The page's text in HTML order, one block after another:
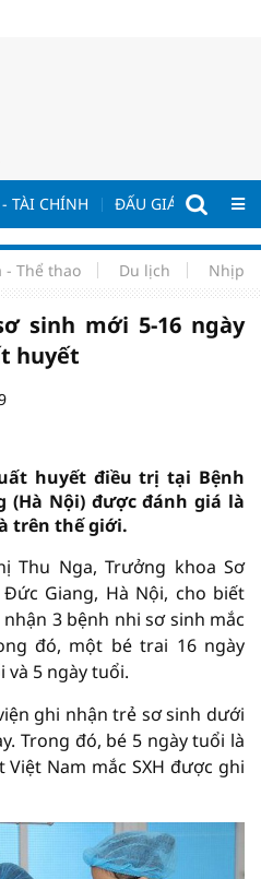
TÀI CHÍNH ĐẤU GIÁ - ĐẤU
- Thể thao Du lịch Nhịp
sinh mới 5-16 ngày
huyết
huyết điều trị tại Bệnh
(Hà Nội) được đánh giá là
trên thế giới.
Thu Nga, Trưởng khoa Sơ
Giang, Hà Nội, cho biết
3 bệnh nhi sơ sinh mắc
đó, một bé trai 16 ngày
và 5 ngày tuổi.
ghi nhận trẻ sơ sinh dưới
Trong đó, bé 5 ngày tuổi là
Nam mắc SXH được ghi